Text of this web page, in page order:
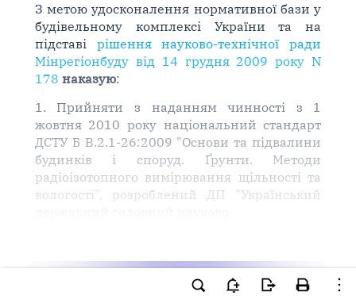
З метою удосконалення нормативної бази у
будівельному комплексі України та на
підставі рішення науково-технічної ради
Мінрегіонбуду від 14 грудня 2009 року N
178 наказую:
1. Прийняти з наданням чинності з 1
жовтня 2010 року національний стандарт
ДСТУ Б В.2.1-26:2009 "Основи та підвалини
будинків і споруд. Ґрунти. Методи
радіоізотопного вимірювання щільності та
вологості", розроблений ДП "Український